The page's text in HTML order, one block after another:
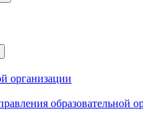
организации
образовательной